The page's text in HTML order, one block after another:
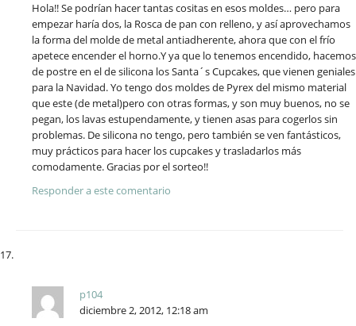
Hola!! Se podrían hacer tantas cositas en esos moldes… pero para
empezar haría dos, la Rosca de pan con relleno, y así aprovechamos
la forma del molde de metal antiadherente, ahora que con el frío
apetece encender el horno.Y ya que lo tenemos encendido, hacemos
de postre en el de silicona los Santa´s Cupcakes, que vienen geniales
para la Navidad. Yo tengo dos moldes de Pyrex del mismo material
que este (de metal)pero con otras formas, y son muy buenos, no se
pegan, los lavas estupendamente, y tienen asas para cogerlos sin
problemas. De silicona no tengo, pero también se ven fantásticos,
muy prácticos para hacer los cupcakes y trasladarlos más
comodamente. Gracias por el sorteo!!
Responder a este comentario
p104
diciembre 2, 2012, 12:18 am